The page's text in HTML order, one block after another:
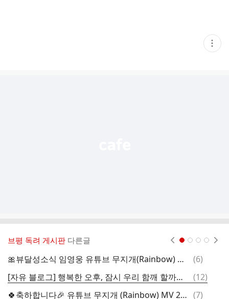
현
재
브평 독려 게시판 다른글
🎀뷰달성소식 임영웅 유튜브 무지개(Rainbow) MV 2400만뷰 축하합니다
댓
(6)
[자유 블로그] 행복한 오후, 잠시 우리 함깨 할까요?🙏🙏🙏
댓
글
(12)
🍀축하합니다🎉 유튜브 무지개 (Rainbow) MV 2400만뷰 댓
(7)